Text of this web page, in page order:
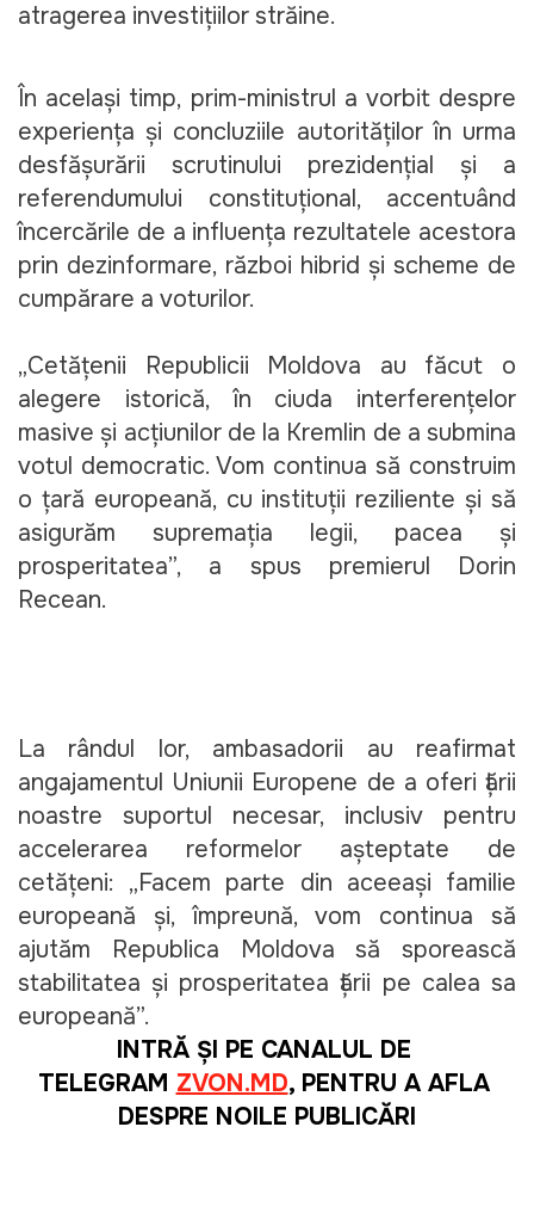
atragerea investițiilor străine.
În același timp, prim-ministrul a vorbit despre
experiența și concluziile autorităților în urma
desfășurării scrutinului prezidențial și a
referendumului constituțional, accentuând
încercările de a influența rezultatele acestora
prin dezinformare, război hibrid și scheme de
cumpărare a voturilor.
„Cetățenii Republicii Moldova au făcut o
alegere istorică, în ciuda interferențelor
masive și acțiunilor de la Kremlin de a submina
votul democratic. Vom continua să construim
o țară europeană, cu instituții reziliente și să
asigurăm supremația legii, pacea și
prosperitatea”, a spus premierul Dorin
Recean.
La rândul lor, ambasadorii au reafirmat
angajamentul Uniunii Europene de a oferi țării
noastre suportul necesar, inclusiv pentru
accelerarea reformelor așteptate de
cetățeni: „Facem parte din aceeași familie
europeană și, împreună, vom continua să
ajutăm Republica Moldova să sporească
stabilitatea și prosperitatea țării pe calea sa
europeană”.
INTRĂ ȘI PE CANALUL DE
TELEGRAM ZVON.MD, PENTRU A AFLA
DESPRE NOILE PUBLICĂRI